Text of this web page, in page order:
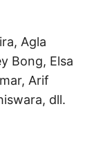
Agla
Bong, Elsa
Arif
dll.